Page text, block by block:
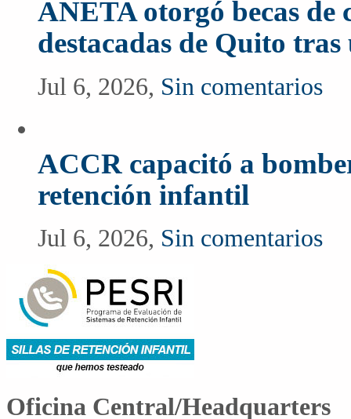
ANETA otorgó becas de
destacadas de Quito
Jul 6, 2026, Sin comentarios
ACCR capacitó a
retención infantil
Jul 6, 2026, Sin comentarios
Oficina Central/Headquarters